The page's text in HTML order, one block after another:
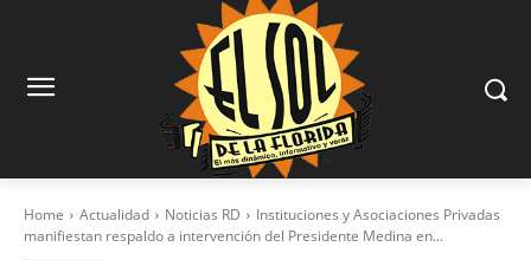
Home Actualidad Noticias RD
Instituciones y Asociaciones Privadas
manifiestan respaldo a intervención del Presidente Medina en...